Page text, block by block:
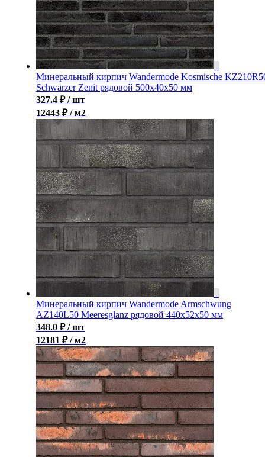
Минеральный кирпич Wandermode Kosmische
Schwarzer Zenit рядовой 500x40x50 мм
327.4 ₽ / шт
12443 ₽ / м2
Минеральный кирпич Wandermode Armschwung
AZ140L50 Meeresglanz рядовой 440x52x50 мм
348.0 ₽ / шт
12181 ₽ / м2